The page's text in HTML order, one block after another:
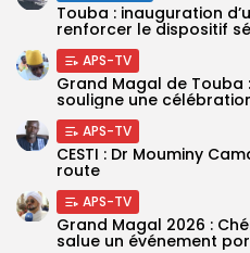
Touba : inauguration
renforcer le dispositif
APS-TV
Grand Magal de
souligne une
APS-TV
CESTI : Dr Mouminy
route
APS-TV
Grand Magal 2026 :
salue un événement